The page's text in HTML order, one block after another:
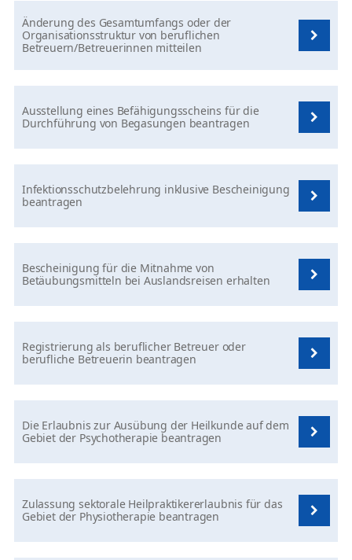
Änderung des Gesamtumfangs oder der
Organisationsstruktur von beruflichen
Betreuern/Betreuerinnen mitteilen
Ausstellung eines Befähigungsscheins für die
Durchführung von Begasungen beantragen
Infektionsschutzbelehrung inklusive Bescheinigung
beantragen
Bescheinigung für die Mitnahme von
Betäubungsmitteln bei Auslandsreisen erhalten
Registrierung als beruflicher Betreuer oder
berufliche Betreuerin beantragen
Die Erlaubnis zur Ausübung der Heilkunde auf dem
Gebiet der Psychotherapie beantragen
Zulassung sektorale Heilpraktikererlaubnis für das
Gebiet der Physiotherapie beantragen